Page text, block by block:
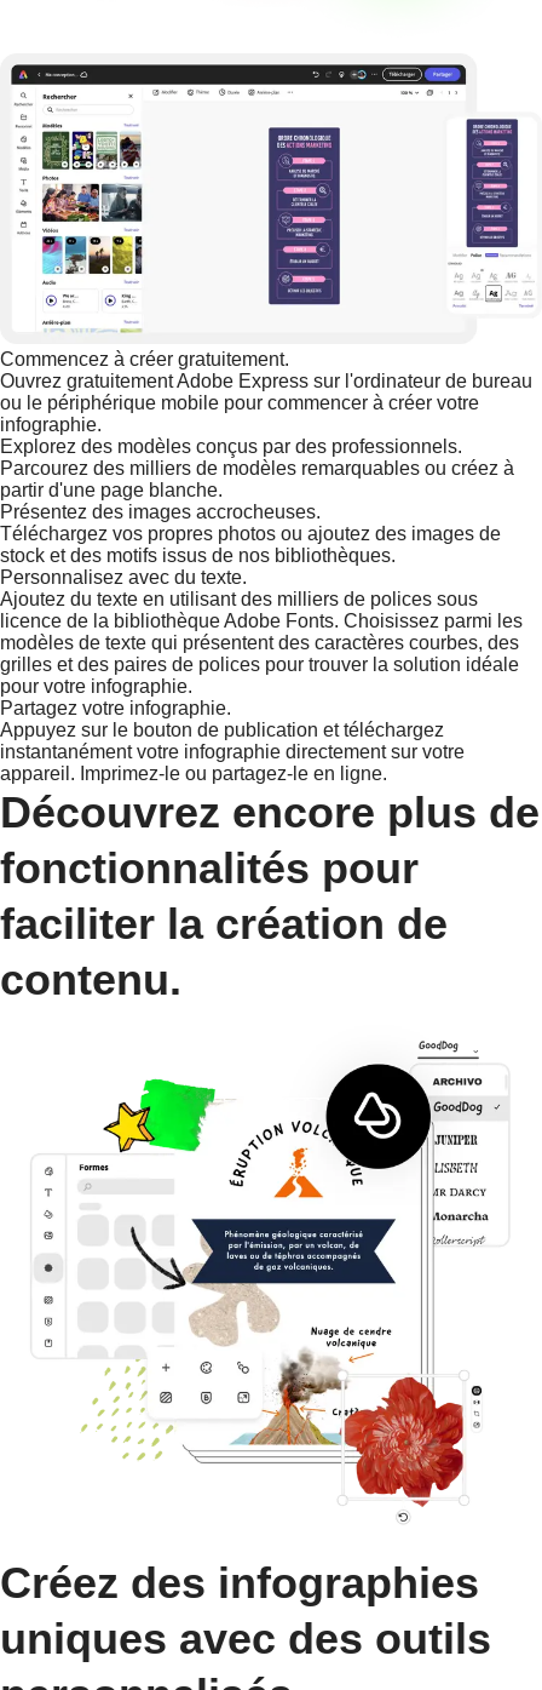
Commencez à créer gratuitement.
Ouvrez gratuitement Adobe Express sur l'ordinateur de bureau
ou le périphérique mobile pour commencer à créer votre
infographie.
Explorez des modèles conçus par des professionnels.
Parcourez des milliers de modèles remarquables ou créez à
partir d'une page blanche.
Présentez des images accrocheuses.
Téléchargez vos propres photos ou ajoutez des images de
stock et des motifs issus de nos bibliothèques.
Personnalisez avec du texte.
Ajoutez du texte en utilisant des milliers de polices sous
licence de la bibliothèque Adobe Fonts. Choisissez parmi les
modèles de texte qui présentent des caractères courbes, des
grilles et des paires de polices pour trouver la solution idéale
pour votre infographie.
Partagez votre infographie.
Appuyez sur le bouton de publication et téléchargez
instantanément votre infographie directement sur votre
appareil. Imprimez-le ou partagez-le en ligne.
Découvrez encore plus de
fonctionnalités pour
faciliter la création de
contenu.
Créez des infographies
uniques avec des outils